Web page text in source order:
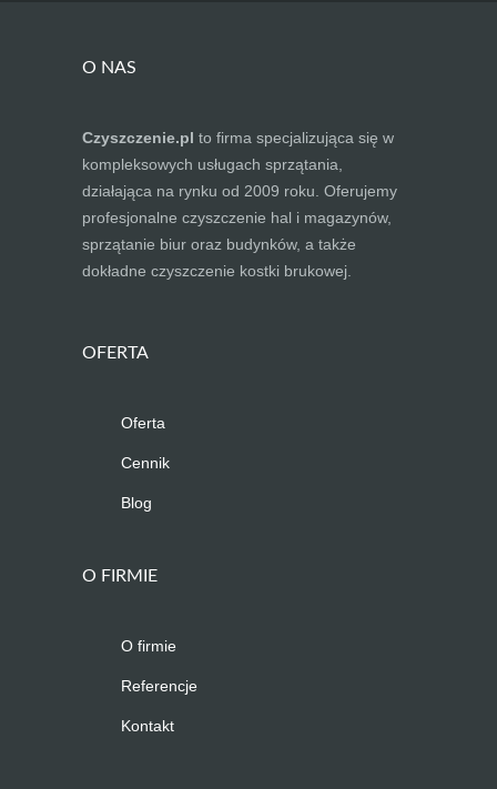
O NAS
Czyszczenie.pl to firma specjalizująca się w
kompleksowych usługach sprzątania,
działająca na rynku od 2009 roku. Oferujemy
profesjonalne czyszczenie hal i magazynów,
sprzątanie biur oraz budynków, a także
dokładne czyszczenie kostki brukowej.
OFERTA
Oferta
Cennik
Blog
O FIRMIE
O firmie
Referencje
Kontakt